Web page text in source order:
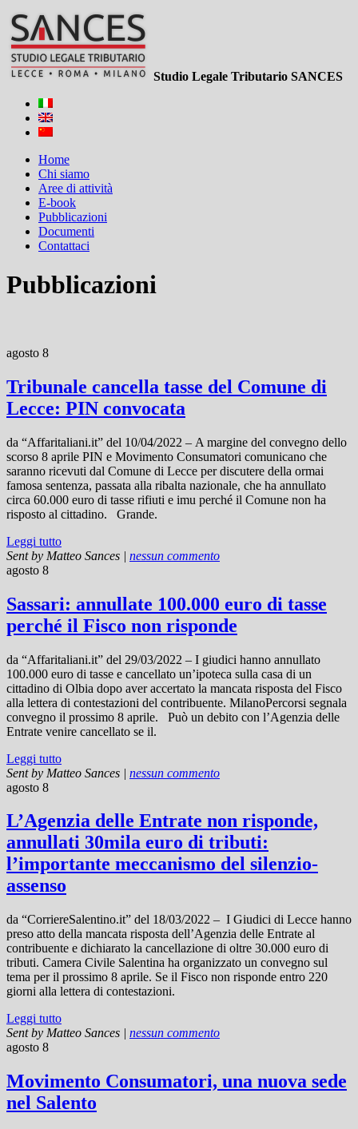
Studio Legale Tributario SANCES
Home
Chi siamo
Aree di attività
E-book
Pubblicazioni
Documenti
Contattaci
Pubblicazioni
agosto 8
Tribunale cancella tasse del Comune di
Lecce: PIN convocata
da “Affaritaliani.it” del 10/04/2022 – A margine del convegno dello
scorso 8 aprile PIN e Movimento Consumatori comunicano che
saranno ricevuti dal Comune di Lecce per discutere della ormai
famosa sentenza, passata alla ribalta nazionale, che ha annullato
circa 60.000 euro di tasse rifiuti e imu perché il Comune non ha
risposto al cittadino. Grande.
Leggi tutto
Sent by Matteo Sances | nessun commento
agosto 8
Sassari: annullate 100.000 euro di tasse
perché il Fisco non risponde
da “Affaritaliani.it” del 29/03/2022 – I giudici hanno annullato
100.000 euro di tasse e cancellato un’ipoteca sulla casa di un
cittadino di Olbia dopo aver accertato la mancata risposta del Fisco
alla lettera di contestazioni del contribuente. MilanoPercorsi segnala
convegno il prossimo 8 aprile. Può un debito con l’Agenzia delle
Entrate venire cancellato se il.
Leggi tutto
Sent by Matteo Sances | nessun commento
agosto 8
L’Agenzia delle Entrate non risponde,
annullati 30mila euro di tributi:
l’importante meccanismo del silenzio-
assenso
da “CorriereSalentino.it” del 18/03/2022 – I Giudici di Lecce hanno
preso atto della mancata risposta dell’Agenzia delle Entrate al
contribuente e dichiarato la cancellazione di oltre 30.000 euro di
tributi. Camera Civile Salentina ha organizzato un convegno sul
tema per il prossimo 8 aprile. Se il Fisco non risponde entro 220
giorni alla lettera di contestazioni.
Leggi tutto
Sent by Matteo Sances | nessun commento
agosto 8
Movimento Consumatori, una nuova sede
nel Salento